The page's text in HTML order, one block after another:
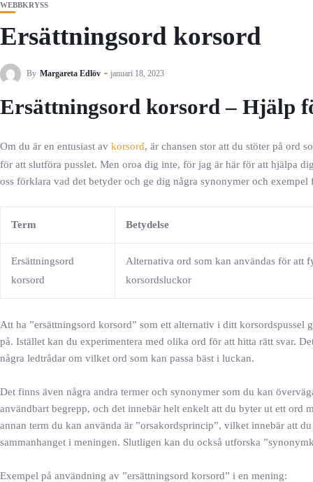
WEBBKRYSS
Ersättningsord korsord
By Margareta Edlöv januari 18, 2023
Ersättningsord korsord – Hjälp
Om du är en entusiast av korsord, är chansen stor att du stöter på ord
för att slutföra pusslet. Men oroa dig inte, för jag är här för att hjälpa
oss förklara vad det betyder och ge dig några synonymer och
Term Betydelse
Ersättningsord
korsord
Alternativa ord som kan användas för att
korsordsluckor
Att ha ”ersättningsord korsord” som ett alternativ i ditt
på. Istället kan du experimentera med olika ord för att hitta rätt svar.
några ledtrådar om vilket ord som kan passa bäst i luckan.
Det finns även några andra termer och synonymer som du kan
användbart begrepp, och det innebär helt enkelt att du byter ut ett ord
annan term du kan använda är ”orsakordsprincip”, vilket innebär att
sammanhanget i meningen. Slutligen kan du också utforska
Exempel på användning av ”ersättningsord korsord” i en mening: